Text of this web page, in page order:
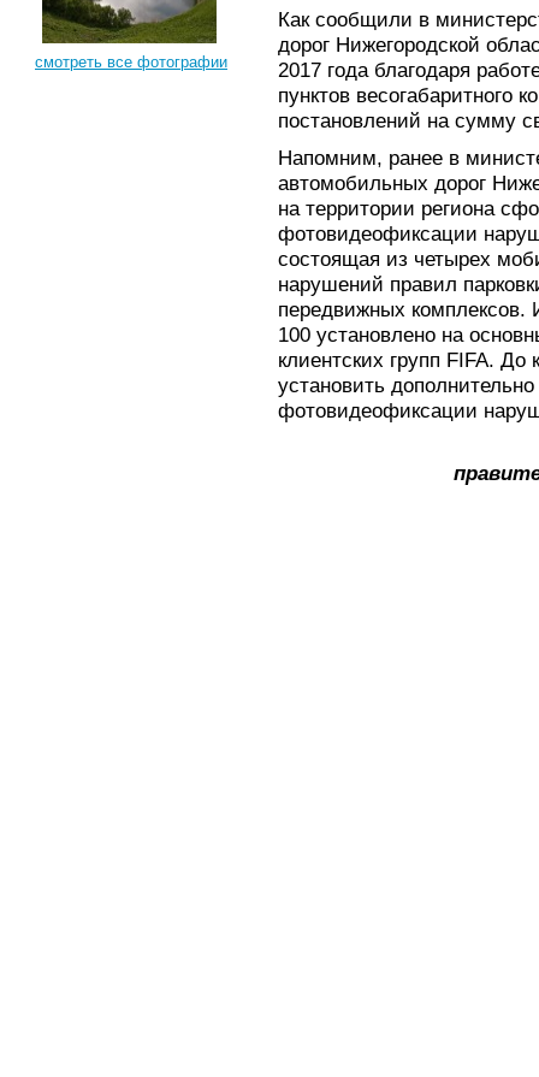
смотреть все фотографии
Как сообщили в
дорог Нижегородской
2017 года благодаря
пунктов весогабаритного
постановлений на сумму
Напомним, ранее в
автомобильных дорог
на территории региона
фотовидеофиксации
состоящая из четырех
нарушений правил
передвижных комплексов.
100 установлено на
клиентских групп FIFA. До
установить
фотовидеофиксации